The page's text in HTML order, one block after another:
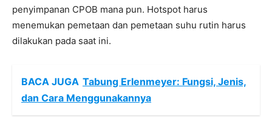
penyimpanan CPOB mana pun. Hotspot harus
menemukan pemetaan dan pemetaan suhu rutin harus
dilakukan pada saat ini.
BACA JUGA Tabung Erlenmeyer: Fungsi, Jenis,
dan Cara Menggunakannya